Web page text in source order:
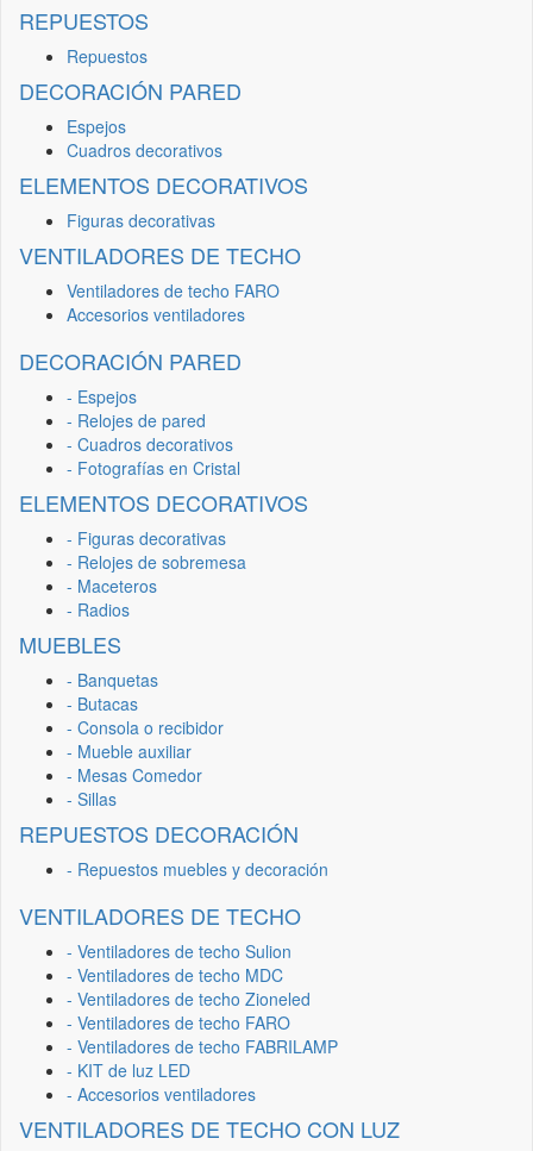
REPUESTOS
Repuestos
DECORACIÓN PARED
Espejos
Cuadros decorativos
ELEMENTOS DECORATIVOS
Figuras decorativas
VENTILADORES DE TECHO
Ventiladores de techo FARO
Accesorios ventiladores
DECORACIÓN PARED
- Espejos
- Relojes de pared
- Cuadros decorativos
- Fotografías en Cristal
ELEMENTOS DECORATIVOS
- Figuras decorativas
- Relojes de sobremesa
- Maceteros
- Radios
MUEBLES
- Banquetas
- Butacas
- Consola o recibidor
- Mueble auxiliar
- Mesas Comedor
- Sillas
REPUESTOS DECORACIÓN
- Repuestos muebles y decoración
VENTILADORES DE TECHO
- Ventiladores de techo Sulion
- Ventiladores de techo MDC
- Ventiladores de techo Zioneled
- Ventiladores de techo FARO
- Ventiladores de techo FABRILAMP
- KIT de luz LED
- Accesorios ventiladores
VENTILADORES DE TECHO CON LUZ